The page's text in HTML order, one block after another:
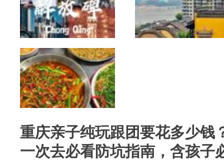
重庆亲子纯玩跟团要花多少钱
一次去必看防坑指南，含孩子